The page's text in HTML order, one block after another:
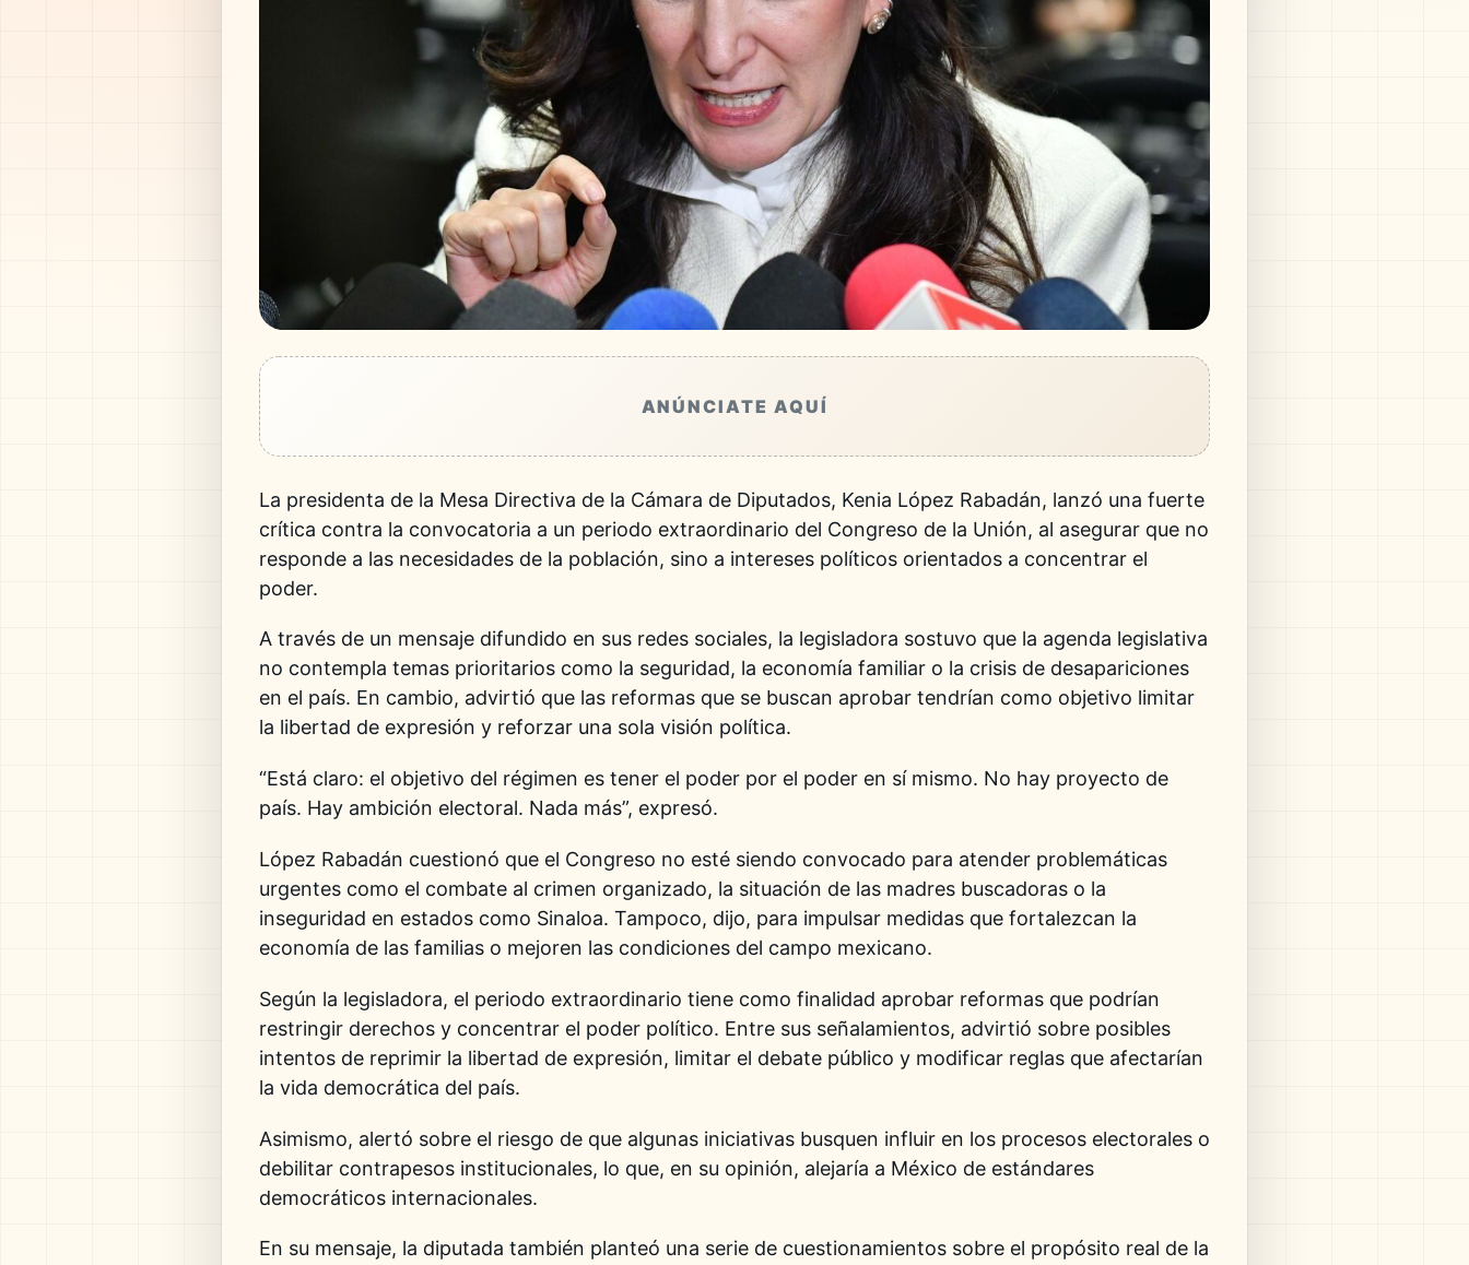
ANÚNCIATE AQUÍ
La presidenta de la Mesa Directiva de la Cámara de Diputados, Kenia López Rabadán, lanzó una fuerte
crítica contra la convocatoria a un periodo extraordinario del Congreso de la Unión, al asegurar que no
responde a las necesidades de la población, sino a intereses políticos orientados a concentrar el
poder.
A través de un mensaje difundido en sus redes sociales, la legisladora sostuvo que la agenda legislativa
no contempla temas prioritarios como la seguridad, la economía familiar o la crisis de desapariciones
en el país. En cambio, advirtió que las reformas que se buscan aprobar tendrían como objetivo limitar
la libertad de expresión y reforzar una sola visión política.
“Está claro: el objetivo del régimen es tener el poder por el poder en sí mismo. No hay proyecto de
país. Hay ambición electoral. Nada más”, expresó.
López Rabadán cuestionó que el Congreso no esté siendo convocado para atender problemáticas
urgentes como el combate al crimen organizado, la situación de las madres buscadoras o la
inseguridad en estados como Sinaloa. Tampoco, dijo, para impulsar medidas que fortalezcan la
economía de las familias o mejoren las condiciones del campo mexicano.
Según la legisladora, el periodo extraordinario tiene como finalidad aprobar reformas que podrían
restringir derechos y concentrar el poder político. Entre sus señalamientos, advirtió sobre posibles
intentos de reprimir la libertad de expresión, limitar el debate público y modificar reglas que afectarían
la vida democrática del país.
Asimismo, alertó sobre el riesgo de que algunas iniciativas busquen influir en los procesos electorales o
debilitar contrapesos institucionales, lo que, en su opinión, alejaría a México de estándares
democráticos internacionales.
En su mensaje, la diputada también planteó una serie de cuestionamientos sobre el propósito real de la